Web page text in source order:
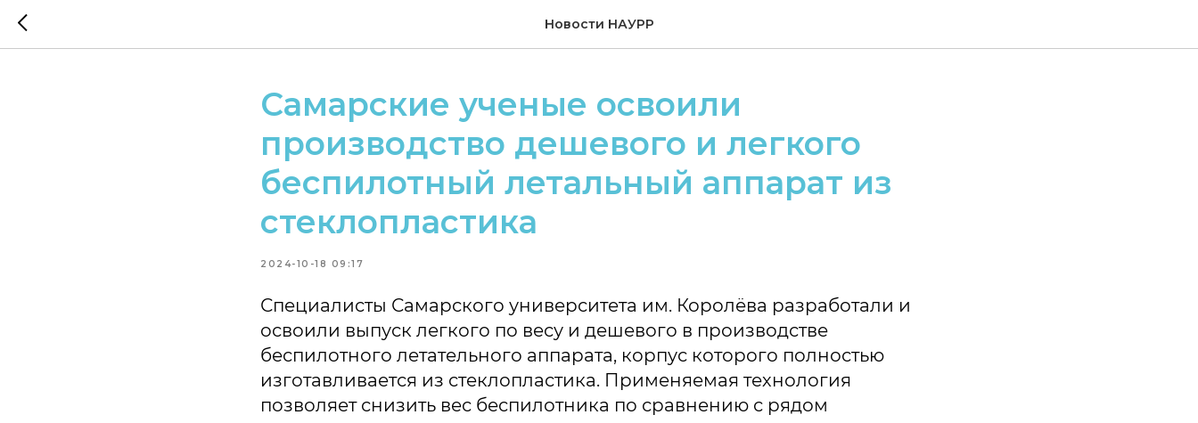
Новости НАУРР
Самарские ученые освоили
производство дешевого и легкого
беспилотный летальный аппарат из
стеклопластика
2024-10-18 09:17
Специалисты Самарского университета им. Королёва разработали и
освоили выпуск легкого по весу и дешевого в производстве
беспилотного летательного аппарата, корпус которого полностью
изготавливается из стеклопластика. Применяемая технология
позволяет снизить вес беспилотника по сравнению с рядом